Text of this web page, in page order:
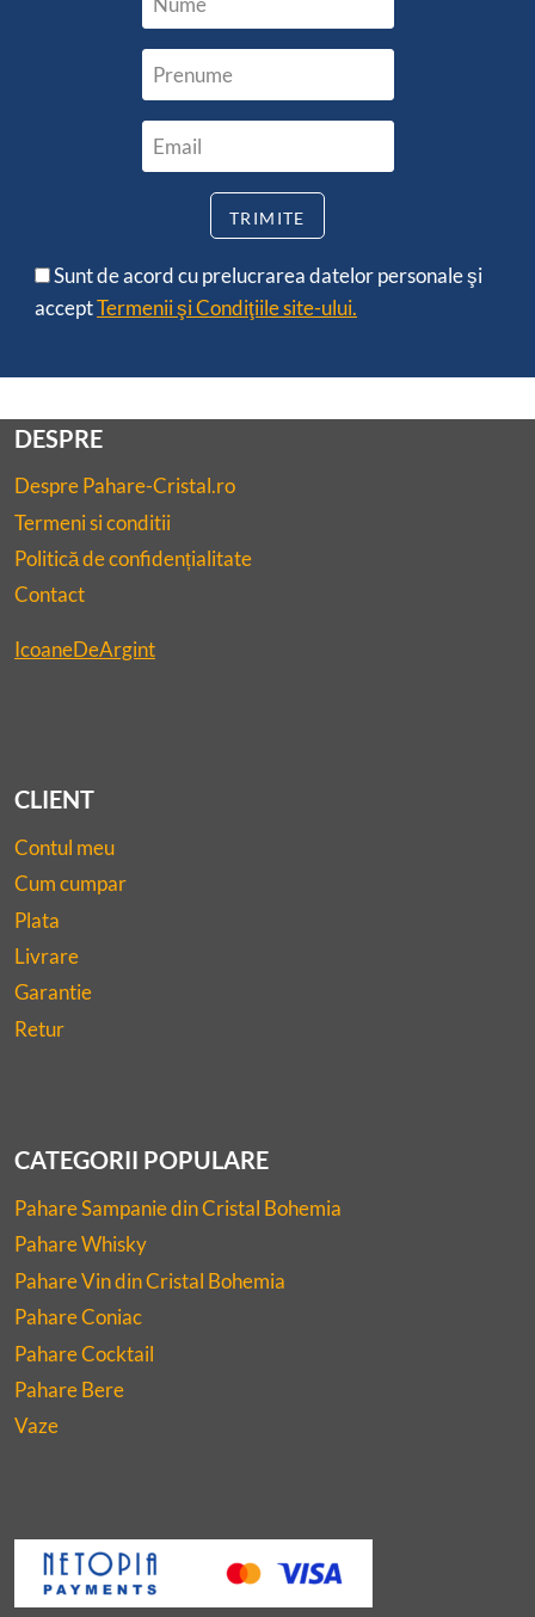
Sunt de acord cu prelucrarea datelor personale şi
acceptTermenii şi Condiţiile site-ului.
DESPRE
Despre Pahare-Cristal.ro
Termeni si conditii
Politică de confidențialitate
Contact
IcoaneDeArgint
CLIENT
Contul meu
Cum cumpar
Plata
Livrare
Garantie
Retur
CATEGORII POPULARE
Pahare Sampanie din Cristal Bohemia
Pahare Whisky
Pahare Vin din Cristal Bohemia
Pahare Coniac
Pahare Cocktail
Pahare Bere
Vaze